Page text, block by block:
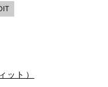
ット）